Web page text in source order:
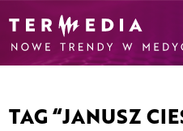
TAG “JANUSZ